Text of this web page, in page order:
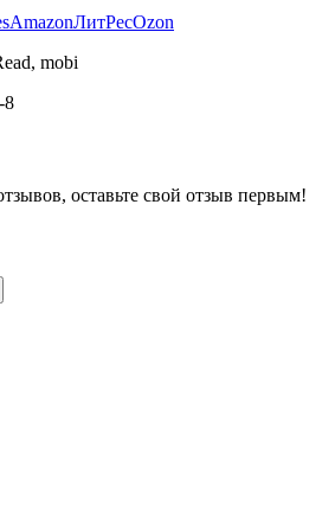
AmazonЛитРесOzon
mobi
8
оставьте свой отзыв первым!